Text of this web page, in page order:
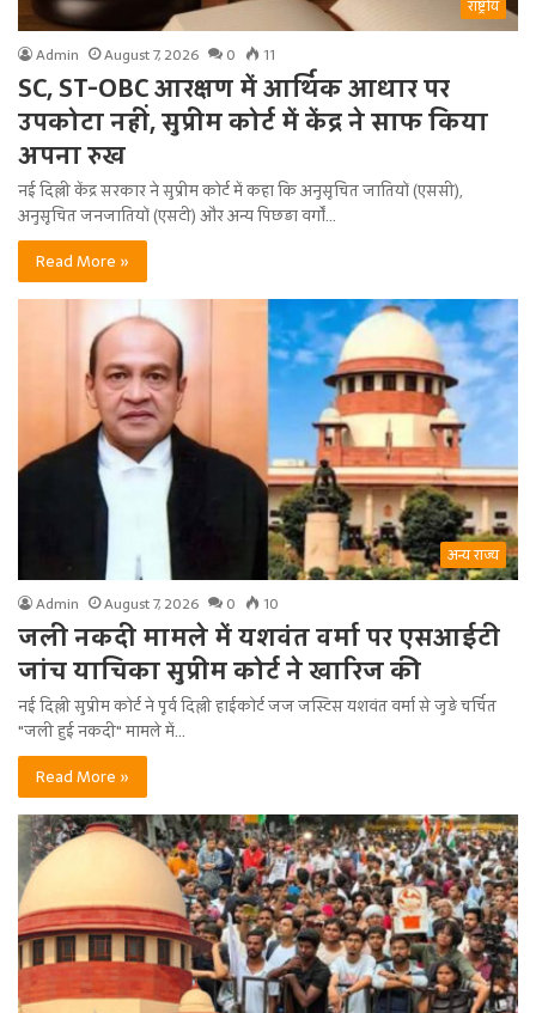
राष्ट्रीय
Admin August 7, 2026 0 11
SC, ST-OBC आरक्षण में आर्थिक आधार पर
उपकोटा नहीं, सुप्रीम कोर्ट में केंद्र ने साफ किया
अपना रुख
नई दिल्ली केंद्र सरकार ने सुप्रीम कोर्ट में कहा कि अनुसूचित जातियों (एससी),
अनुसूचित जनजातियों (एसटी) और अन्य पिछड़ा वर्गों…
Read More »
अन्य राज्य
Admin August 7, 2026 0 10
जली नकदी मामले में यशवंत वर्मा पर एसआईटी
जांच याचिका सुप्रीम कोर्ट ने खारिज की
नई दिल्ली सुप्रीम कोर्ट ने पूर्व दिल्ली हाईकोर्ट जज जस्टिस यशवंत वर्मा से जुड़े चर्चित
"जली हुई नकदी" मामले में…
Read More »